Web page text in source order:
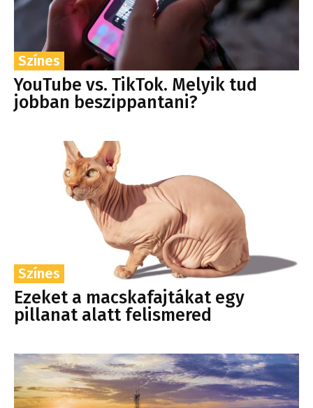
Színes
YouTube vs. TikTok. Melyik tud
jobban beszippantani?
Színes
Ezeket a macskafajtákat egy
pillanat alatt felismered